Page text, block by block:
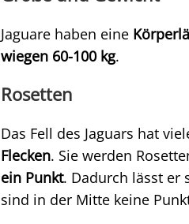
Jaguare haben eine
wiegen 60-100 kg.
Rosetten
Das Fell des Jaguars hat
Flecken. Sie werden
ein Punkt. Dadurch lässt er
sind in der Mitte keine